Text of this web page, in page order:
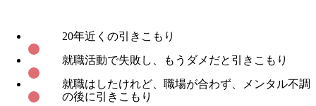
20年近くの引きこもり
就職活動で失敗し、もうダメだと引きこもり
就職はしたけれど、職場が合わず、メンタル不調
の後に引きこもり